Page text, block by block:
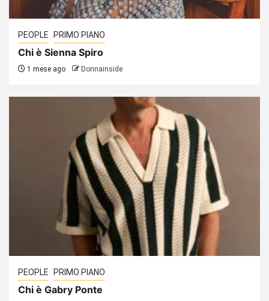
PEOPLE PRIMO PIANO
Chi è Sienna Spiro
1 mese ago Donnainside
PEOPLE PRIMO PIANO
Chi è Gabry Ponte